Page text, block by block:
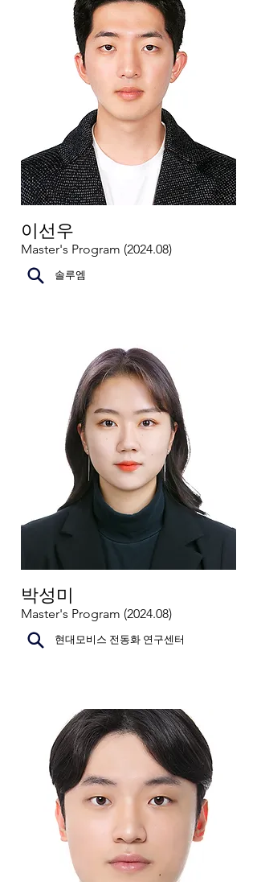
이선우
Master's Program (2024.08)
솔루엠
박성미
Master's Program (2024.08)
현대모비스 전동화 연구센터